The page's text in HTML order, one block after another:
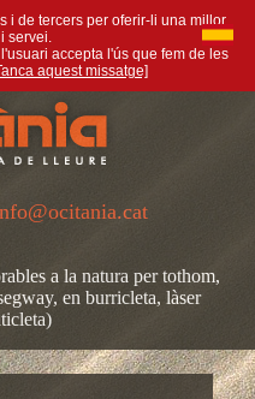
i de tercers per oferir-li una millor
servei.
accepta l'ús que fem de les
aquest missatge]
a la natura per tothom,
en burricleta, làser